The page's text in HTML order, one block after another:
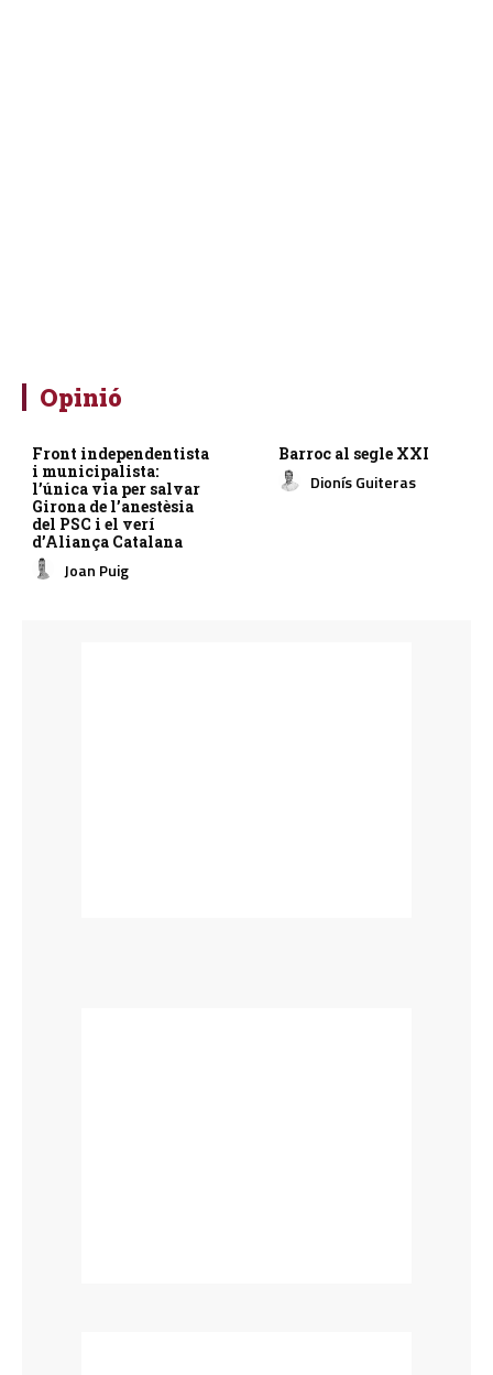
Opinió
Front independentista
i municipalista:
l’única via per salvar
Girona de l’anestèsia
del PSC i el verí
d’Aliança Catalana
Joan Puig
Barroc al segle XXI
Dionís Guiteras